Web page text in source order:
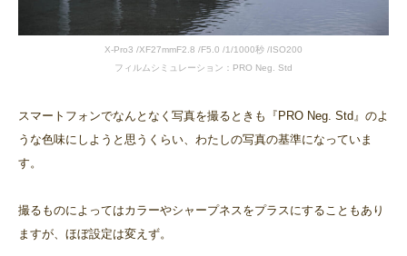
X-Pro3 /XF27mmF2.8 /F5.0 /1/1000秒 /ISO200
フィルムシミュレーション：PRO Neg. Std
スマートフォンでなんとなく写真を撮るときも『PRO Neg. Std』のよ
うな色味にしようと思うくらい、わたしの写真の基準になっていま
す。
撮るものによってはカラーやシャープネスをプラスにすることもあり
ますが、ほぼ設定は変えず。